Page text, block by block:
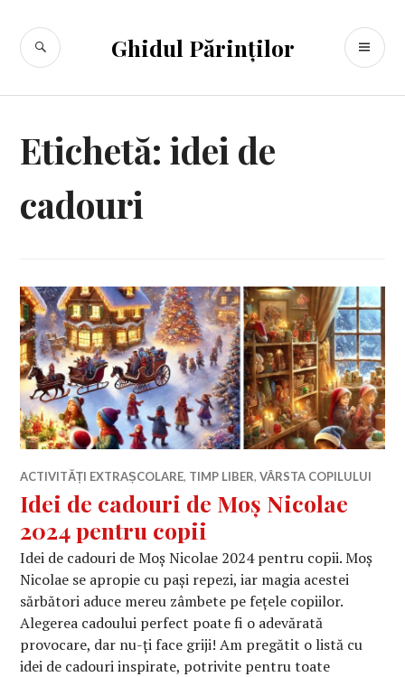
conținut
Ghidul Părinților
CĂUTARE
Etichetă:idei de
cadouri
ACTIVITĂȚI EXTRAȘCOLARE, TIMP LIBER,VÂRSTA COPILULUI
Idei de cadouri de Moș Nicolae
2024 pentru copii
Idei de cadouri de Moș Nicolae 2024 pentru copii. Moș
Nicolae se apropie cu pași repezi, iar magia acestei
sărbători aduce mereu zâmbete pe fețele copiilor.
Alegerea cadoului perfect poate fi o adevărată
provocare, dar nu-ți face griji! Am pregătit o listă cu
idei de cadouri inspirate, potrivite pentru toate